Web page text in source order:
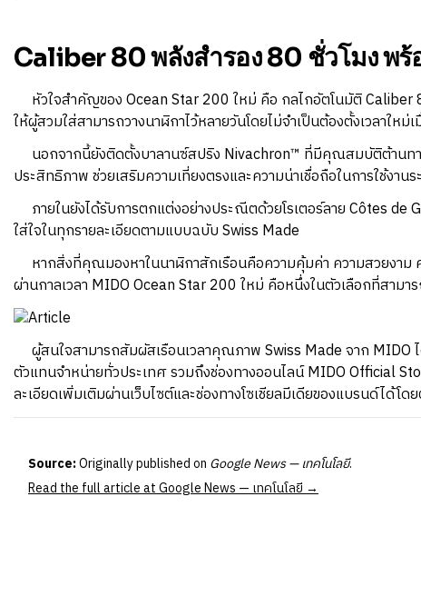
Caliber 80 พลังสำรอง 80 ชั่วโมง พ
หัวใจสำคัญของ Ocean Star 200 ใหม่ คือ กลไกอัตโนมัติ Caliber
ให้ผู้สวมใส่สามารถวางนาฬิกาไว้หลายวันโดยไม่จำเป็นต้องตั้งเวลาให
นอกจากนี้ยังติดตั้งบาลานซ์สปริง Nivachron™ ที่มีคุณสมบัติต้านทา
ประสิทธิภาพ ช่วยเสริมความเที่ยงตรงและความน่าเชื่อถือในการใช้งานร
ภายในยังได้รับการตกแต่งอย่างประณีตด้วยโรเตอร์ลาย Côtes de
ใส่ใจในทุกรายละเอียดตามแบบฉบับ Swiss Made
หากสิ่งที่คุณมองหาในนาฬิกาสักเรือนคือความคุ้มค่า ความสวยงาม
ผ่านกาลเวลา MIDO Ocean Star 200 ใหม่ คือหนึ่งในตัวเลือกที่สาม
ผู้สนใจสามารถสัมผัสเรือนเวลาคุณภาพ Swiss Made จาก MIDO
ตัวแทนจำหน่ายทั่วประเทศ รวมถึงช่องทางออนไลน์ MIDO Official
ละเอียดเพิ่มเติมผ่านเว็บไซต์และช่องทางโซเชียลมีเดียของแบรนด์ได้โด
Source:Originally published on Google News — เทคโนโลยี.
Read the full article at Google News — เทคโนโลยี →